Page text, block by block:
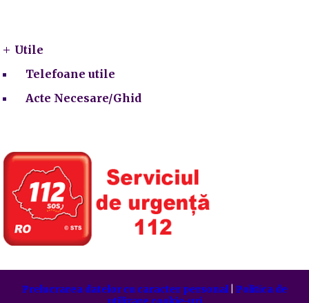
Utile
Telefoane utile
Acte Necesare/Ghid
Prelucrarea datelor cu caracter personal| Politica de